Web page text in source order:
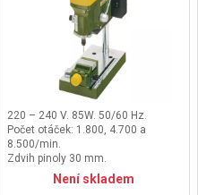
220 – 240 V. 85W. 50/60 Hz.
Počet otáček: 1.800, 4.700 a
8.500/min.
Zdvih pinoly 30 mm.
Vyložení (od sloupu ke středu
vrtacího vřetene) 140 mm.
Není skladem